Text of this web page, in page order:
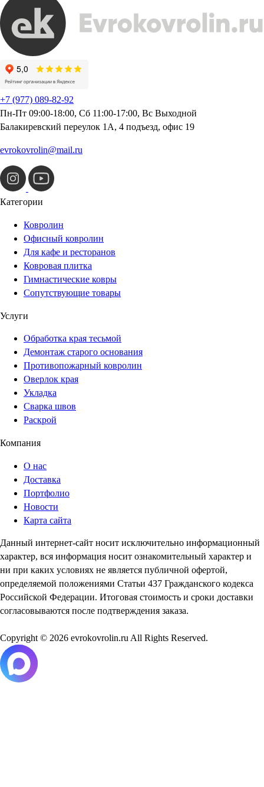
+7 (977) 089-82-92
Пн-Пт 09:00-18:00, Сб 11:00-17:00, Вс Выходной
Балакиревский переулок 1А, 4 подъезд, офис 19
evrokovrolin@mail.ru
Категории
Ковролин
Офисный ковролин
Для кафе и ресторанов
Ковровая плитка
Гимнастические ковры
Сопутствующие товары
Услуги
Обработка края тесьмой
Демонтаж старого основания
Противопожарный ковролин
Оверлок края
Укладка
Сварка швов
Раскрой
Компания
О нас
Доставка
Портфолио
Новости
Карта сайта
Данный интернет-сайт носит исключительно информационный
характер, вся информация носит ознакомительный характер и
ни при каких условиях не является публичной офертой,
определяемой положениями Статьи 437 Гражданского кодекса
Российской Федерации. Итоговая стоимость и сроки доставки
согласовываются после подтверждения заказа.
Copyright © 2026 evrokovrolin.ru All Rights Reserved.